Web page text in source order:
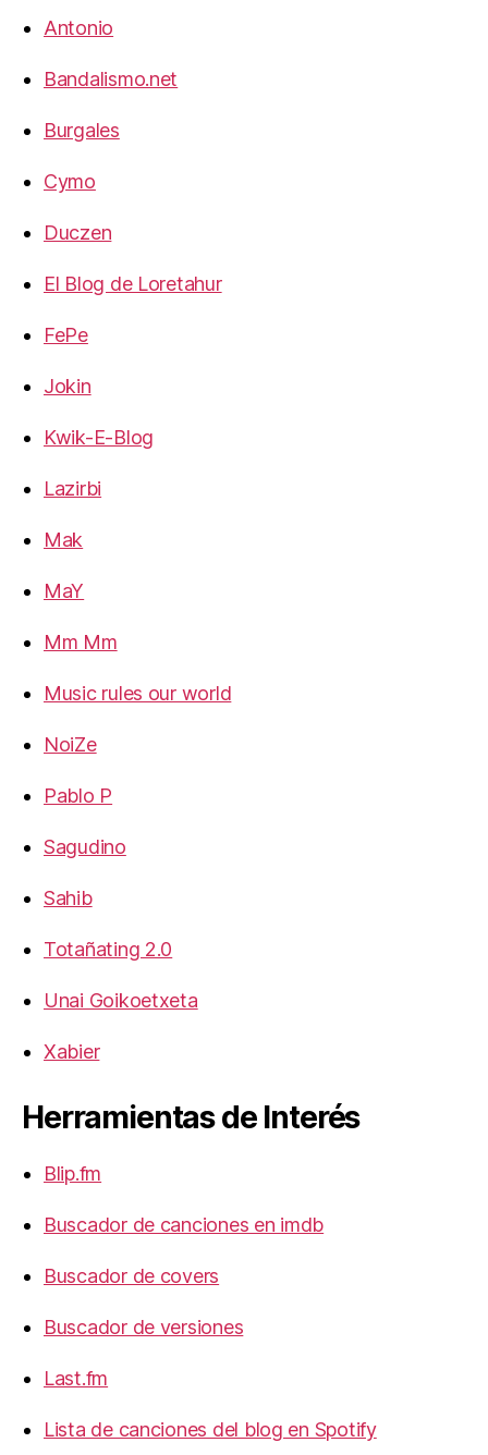
Antonio
Bandalismo.net
Burgales
Cymo
Duczen
El Blog de Loretahur
FePe
Jokin
Kwik-E-Blog
Lazirbi
Mak
MaY
Mm Mm
Music rules our world
NoiZe
Pablo P
Sagudino
Sahib
Totañating 2.0
Unai Goikoetxeta
Xabier
Herramientas de Interés
Blip.fm
Buscador de canciones en imdb
Buscador de covers
Buscador de versiones
Last.fm
Lista de canciones del blog en Spotify